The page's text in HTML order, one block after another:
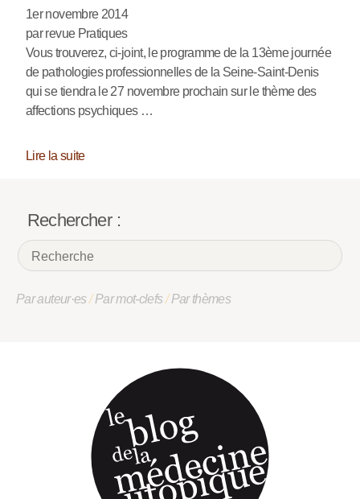
1er novembre 2014
par revue Pratiques
Vous trouverez, ci-joint, le programme de la 13ème journée
de pathologies professionnelles de la Seine-Saint-Denis
qui se tiendra le 27 novembre prochain sur le thème des
affections psychiques …
Lire la suite
Rechercher :
Par auteur·es/Par mot-clefs/Par thèmes